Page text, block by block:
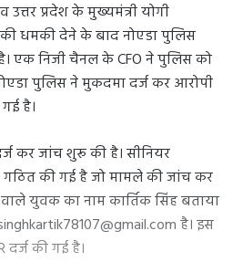
व उत्तर प्रदेश के मुख्यमंत्री योगी
धमकी देने के बाद नोएडा पुलिस
एक निजी चैनल के CFO ने पुलिस को
पुलिस ने मुकदमा दर्ज कर आरोपी
है।
कर जांच शुरू की है। सीनियर
की गई है जो मामले की जांच कर
युवक का नाम कार्तिक सिंह बताया
है। इस
की गई है।